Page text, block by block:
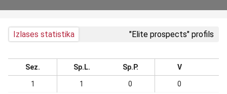
Izlases statistika "Elite prospects" profils
Sez. Sp.L. Sp.P. V
1 1 0 0